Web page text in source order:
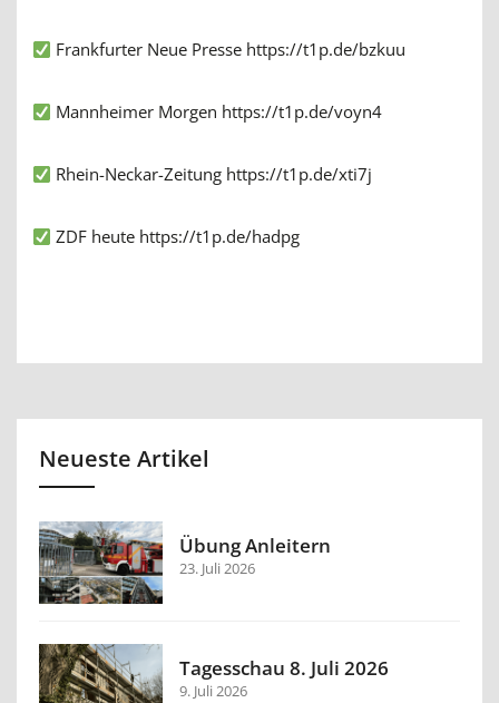
Frankfurter Neue Presse https://t1p.de/bzkuu
Mannheimer Morgen https://t1p.de/voyn4
Rhein-Neckar-Zeitung https://t1p.de/xti7j
ZDF heute https://t1p.de/hadpg
Neueste Artikel
Übung Anleitern
23. Juli 2026
Tagesschau 8. Juli 2026
9. Juli 2026